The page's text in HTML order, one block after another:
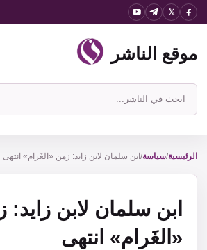
انتقل
المحتوى
موقع الناشر
ابحث
في
الناشر
الرئيسية/سياسة/ ابن سلمان لابن زايد: زمن «الغَرام» انتهى
ابن سلمان لابن زايد:
«الغَرام» انتهى